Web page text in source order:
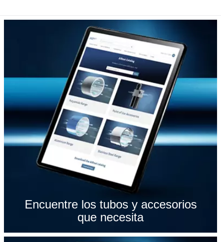
Encuentre los tubos y accesorios
que necesita